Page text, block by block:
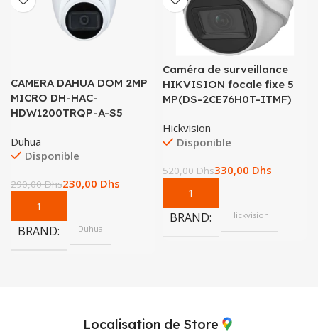
CAMERA DAHUA DOM 2MP
MICRO DH-HAC-
HDW1200TRQP-A-S5
Duhua
Disponible
290,00Dhs230,00 Dhs
BRAND Duhua
Caméra de surveillance
HIKVISION focale fixe 5
MP(DS-2CE76H0T-ITMF)
Hickvision
Disponible
520,00Dhs330,00 Dhs
BRAND Hickvision
Localisation de Store